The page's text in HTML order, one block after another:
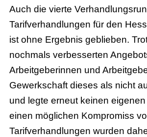
Auch die vierte
Tarifverhandlungen für den
ist ohne Ergebnis geblieben.
nochmals verbesserten
Arbeitgeberinnen und
Gewerkschaft dieses als nicht
und legte erneut keinen
einen möglichen Kompromiss
Tarifverhandlungen wurden